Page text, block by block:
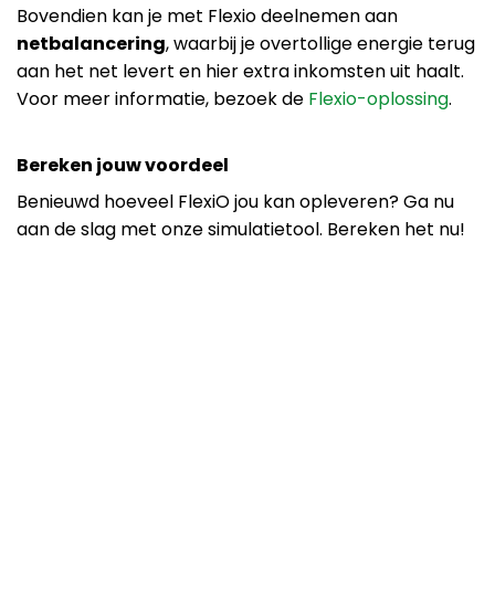
Bovendien kan je met Flexio deelnemen aan
netbalancering, waarbij je overtollige energie terug
aan het net levert en hier extra inkomsten uit haalt.
Voor meer informatie, bezoek de Flexio-oplossing.
Bereken jouw voordeel
Benieuwd hoeveel FlexiO jou kan opleveren? Ga nu
aan de slag met onze simulatietool. Bereken het nu!